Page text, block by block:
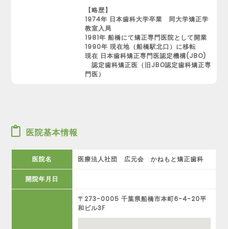
【略歴】
1974年 日本歯科大学卒業 同大学矯正学
教室入局
1981年 船橋にて矯正専門医院として開業
1990年 現在地（船橋駅北口）に移転
現在 日本歯科矯正専門医認定機構(JBO)
認定歯科矯正医（旧JBO認定歯科矯正専
門医）
医院基本情報
医院名 医療法人社団 広元会 かねもと矯正歯科
開院年月日
〒273-0005 千葉県船橋市本町6-4-20平
和ビル3F